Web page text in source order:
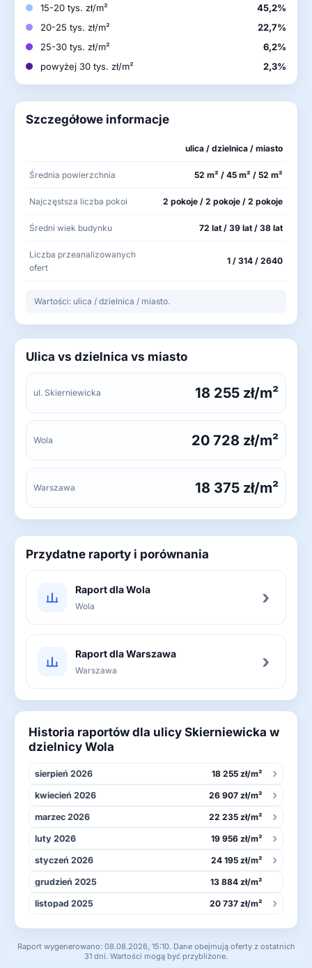
15-20 tys. zł/m²
45,2%
20-25 tys. zł/m²
22,7%
25-30 tys. zł/m²
6,2%
powyżej 30 tys. zł/m²
2,3%
Szczegółowe informacje
ulica / dzielnica / miasto
Średnia powierzchnia 52 m² / 45 m² / 52 m²
Najczęstsza liczba pokoi 2 pokoje / 2 pokoje / 2 pokoje
Średni wiek budynku 72 lat / 39 lat / 38 lat
Liczba przeanalizowanych
ofert
1 / 314 / 2640
Wartości: ulica / dzielnica / miasto.
Ulica vs dzielnica vs miasto
ul. Skierniewicka 18 255 zł/m²
Wola 20 728 zł/m²
Warszawa 18 375 zł/m²
Przydatne raporty i porównania
Raport dla Wola
Wola ›
Raport dla Warszawa
Warszawa ›
Historia raportów dla ulicy Skierniewicka w
dzielnicy Wola
sierpień 2026 18 255 zł/m² ›
kwiecień 2026 26 907 zł/m² ›
marzec 2026 22 235 zł/m² ›
luty 2026 19 956 zł/m² ›
styczeń 2026 24 195 zł/m² ›
grudzień 2025 13 884 zł/m²
listopad 2025 20 737 zł/m² ›
Raport wygenerowano: 08.08.2026, 15:10. Dane obejmują oferty z ostatnich
31 dni. Wartości mogą być przybliżone.